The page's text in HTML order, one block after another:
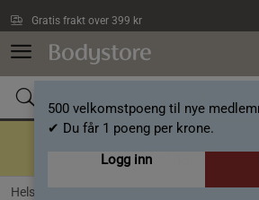
Gratis frakt over 399 kr
500 velkomstpoeng til nye
✔ Du får 1 poeng per krone.
Logg inn
Tilbake til gode
Opptil 40%
Helse / Omega 3